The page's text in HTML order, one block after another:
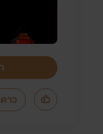
าว